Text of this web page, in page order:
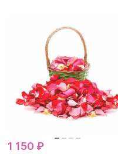
1 150 ₽